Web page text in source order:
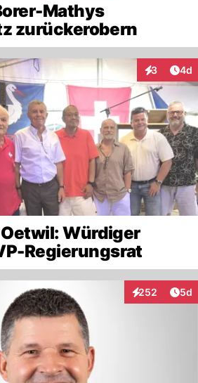
Mathys
zurückerobern
3 4d
Würdiger
Regierungsrat
252
Interaktionen
5d